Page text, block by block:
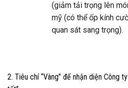
(giảm tải trọng lên
mỹ (có thể ốp kính
quan sát sang trọng).
2. Tiêu chí “Vàng” để nhận diện Công